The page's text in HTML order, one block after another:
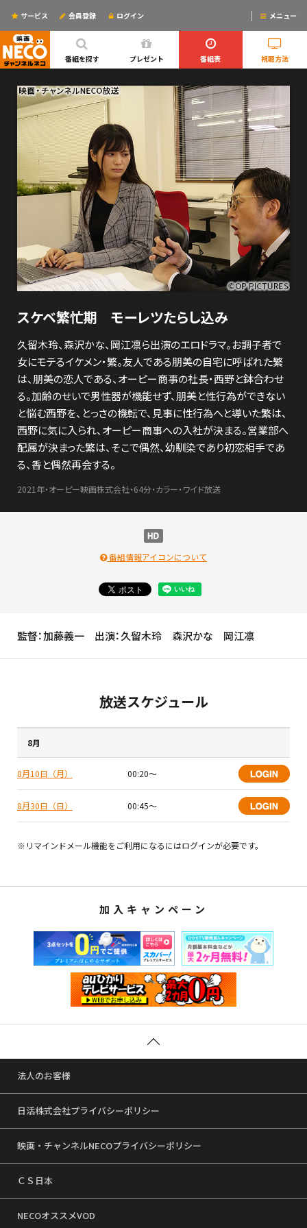
番組を探す プレゼント 番組表 視聴方法
サービス 会員登録 ログイン メニュー
ログインするとリマインドメールが使えるYO!
スケベ繁忙期 モーレツたらし込み
久留木玲、森沢かな、岡江凛ら出演のエロドラマ。お調子者で
女にモテるイケメン・繁。友人である朋美の自宅に呼ばれた繁
は、朋美の恋人である、オーピー商事の社長・西野と鉢合わせ
る。加齢のせいで男性器が機能せず、朋美と性行為ができない
と悩む西野を、とっさの機転で、見事に性行為へと導いた繁は、
西野に気に入られ、オーピー商事への入社が決まる。営業部へ
配属が決まった繁は、そこで偶然、幼馴染であり初恋相手であ
る、香と偶然再会する。
2021年・オーピー映画株式会社・64分・カラー・ワイド放送
番組情報アイコンについて
監督：加藤義一 出演：久留木玲 森沢かな 岡江凛
放送スケジュール
8月
8月10日（月） 00:20〜
8月30日（日） 00:45〜
※リマインドメール機能をご利用になるにはログインが必要です。
加入キャンペーン
法人のお客様
日活株式会社プライバシーポリシー
映画・チャンネルNECOプライバシーポリシー
ＣＳ日本
NECOオススメVOD